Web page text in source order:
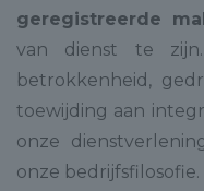
geregistreerde
van dienst te
betrokkenheid,
toewijding aan
onze
onze bedrijfsfilosofie.